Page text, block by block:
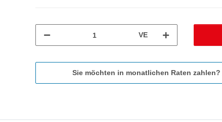
VE
Sie möchten in monatlichen Raten zahlen?